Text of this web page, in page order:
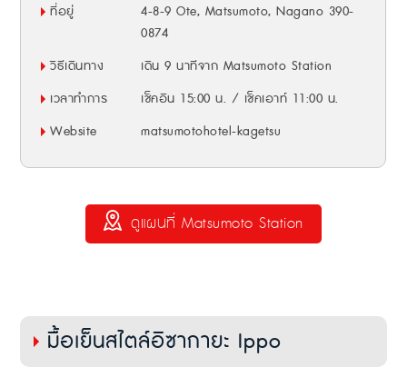
ที่อยู่
4-8-9 Ote, Matsumoto, Nagano 390-
0874
วิธีเดินทาง
เดิน 9 นาทีจาก Matsumoto Station
เวลาทำการ
เช็คอิน 15:00 น. / เช็คเอาท์ 11:00 น.
Website
matsumotohotel-kagetsu
ดูแผนที่ Matsumoto Station
มื้อเย็นสไตล์อิซากายะ Ippo